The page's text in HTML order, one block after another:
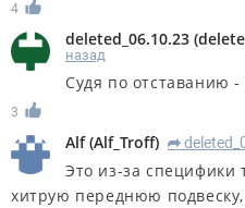
4
deleted_06.10.23 (
назад
Судя по отставанию
3
Alf(Alf_Troff) R
Это из-за специфики
хитрую переднюю